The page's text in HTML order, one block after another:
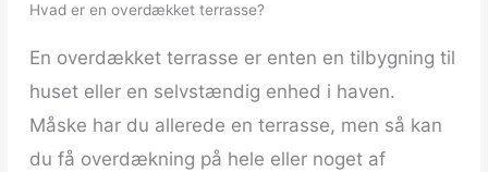
Hvad er en overdækket terrasse?
En overdækket terrasse er enten en tilbygning til
huset eller en selvstændig enhed i haven.
Måske har du allerede en terrasse, men så kan
du få overdækning på hele eller noget af